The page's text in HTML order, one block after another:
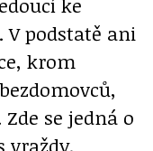
V podstatě ani
krom
se jedná o
vraždy.